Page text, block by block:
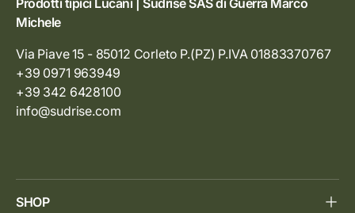
Michele
Via Piave 15 - 85012 Corleto P.(PZ) P.IVA 01883370767
+39 0971 963949
+39 342 6428100
info@sudrise.com
SHOP